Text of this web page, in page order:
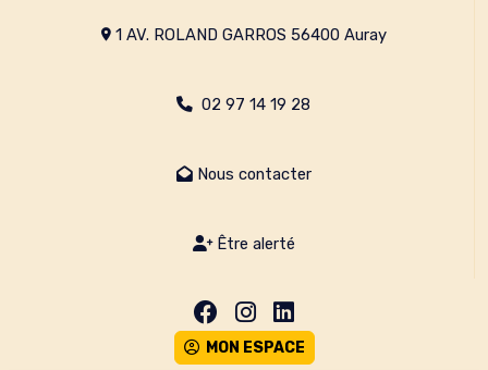
1 AV. ROLAND GARROS 56400 Auray
02 97 14 19 28
Nous contacter
Être alerté
MON ESPACE